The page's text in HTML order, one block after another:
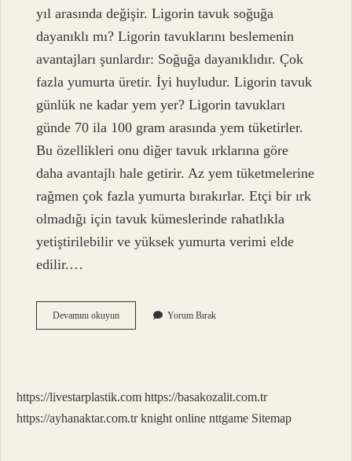
yıl arasında değişir. Ligorin tavuk soğuğa
dayanıklı mı? Ligorin tavuklarını beslemenin
avantajları şunlardır: Soğuğa dayanıklıdır. Çok
fazla yumurta üretir. İyi huyludur. Ligorin tavuk
günlük ne kadar yem yer? Ligorin tavukları
günde 70 ila 100 gram arasında yem tüketirler.
Bu özellikleri onu diğer tavuk ırklarına göre
daha avantajlı hale getirir. Az yem tüketmelerine
rağmen çok fazla yumurta bırakırlar. Etçi bir ırk
olmadığı için tavuk kümeslerinde rahatlıkla
yetiştirilebilir ve yüksek yumurta verimi elde
edilir.…
Devamını okuyunLigorin
Horoz
Yorum Bırak
https://livestarplastik.com https://basakozalit.com.tr
https://ayhanaktar.com.tr knight online nttgame Sitemap